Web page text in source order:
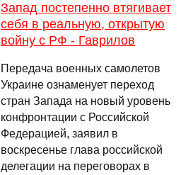
Запад постепенно втягивает
себя в реальную, открытую
войну с РФ - Гаврилов
Передача военных самолетов
Украине ознаменует переход
стран Запада на новый уровень
конфронтации с Российской
Федерацией, заявил в
воскресенье глава российской
делегации на переговорах в